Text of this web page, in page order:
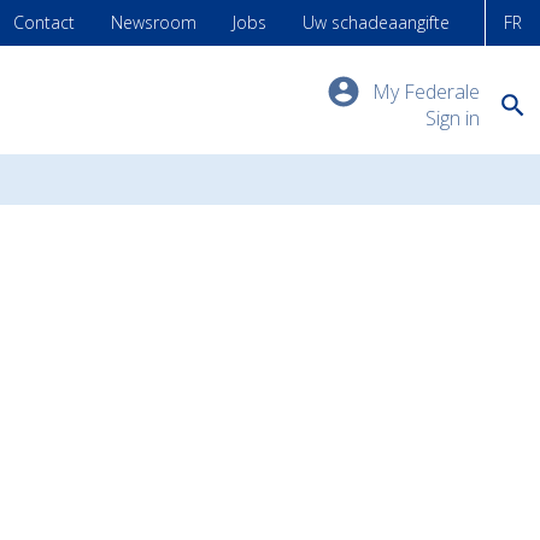
FR
My Federale
Sign in
Contact Newsroom Jobs Uw schadeaangifte